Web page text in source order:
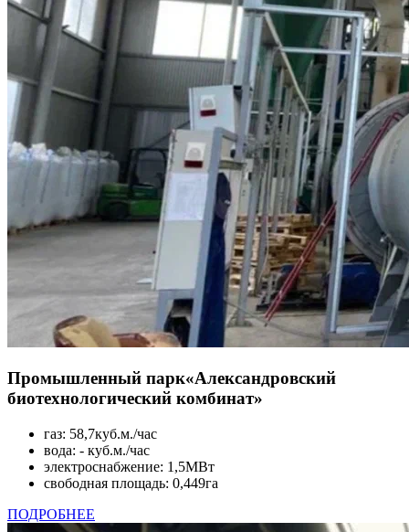
Промышленный парк«Александровский
биотехнологический комбинат»
газ: 58,7куб.м./час
вода: - куб.м./час
электроснабжение: 1,5МВт
свободная площадь: 0,449га
ПОДРОБНЕЕ